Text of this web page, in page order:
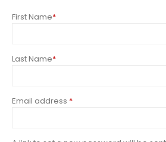
First Name*
Last Name*
Email address *